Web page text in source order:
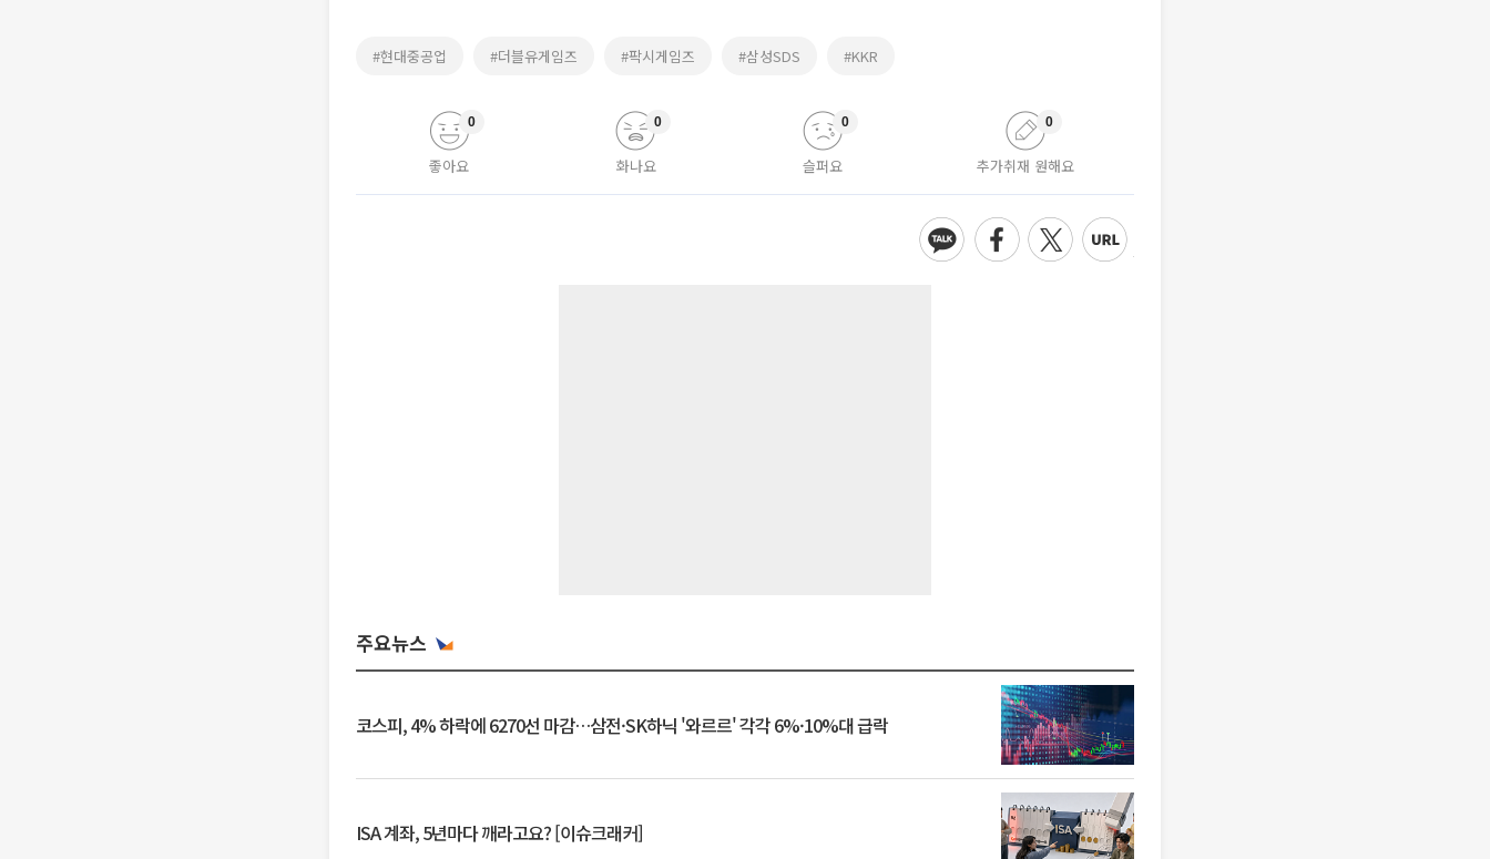
#현대중공업 #더블유게임즈 #팍시게임즈 #삼성SDS #KKR
좋아요
0
화나요
0
슬퍼요
0
추가취재 원해요
0
주요뉴스
코스피, 4% 하락에 6270선 마감…삼전·SK하닉 '와르르' 각각 6%·10%대 급락
ISA 계좌, 5년마다 깨라고요? [이슈크래커]